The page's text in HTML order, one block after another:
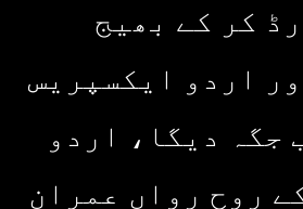
کر کے بھیج
اردو ایکسپریس
جگہ دیگا، اردو
روح رواں عمران